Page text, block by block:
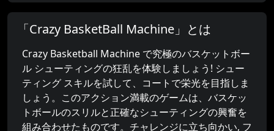
「Crazy BasketBall Machine」とは
Crazy Basketball Machine で究極のバスケットボー
ル シューティングの狂乱を体験しましょう! シュー
ティング スキルを試して、コートで栄光を目指しま
しょう。このアクション満載のゲームは、バスケッ
トボールのスリルと正確なシューティングの興奮を
組み合わせたものです。チャレンジに立ち向かい, フ